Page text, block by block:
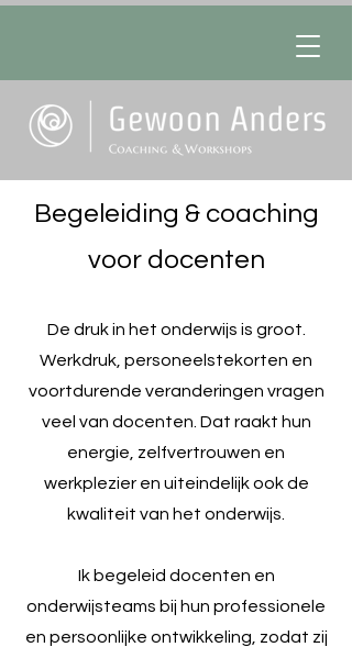
Begeleiding & coaching
voor docenten
De druk in het onderwijs is groot.
Werkdruk, personeelstekorten en
voortdurende veranderingen vragen
veel van docenten. Dat raakt hun
energie, zelfvertrouwen en
werkplezier en uiteindelijk ook de
kwaliteit van het onderwijs.
Ik begeleid docenten en
onderwijsteams bij hun professionele
en persoonlijke ontwikkeling, zodat zij